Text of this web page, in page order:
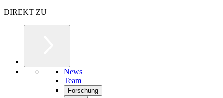
DIREKT ZU
News
Team
Forschung